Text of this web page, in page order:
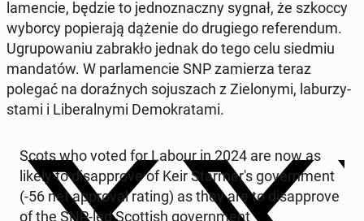
la­men­cie, będzie to jed­no­znacz­ny sygnał, że szkoccy
wyborcy po­pie­ra­ją dążenie do dru­gie­go re­fe­ren­dum.
Ugru­po­wa­niu za­bra­kło jednak do tego celu siedmiu
man­da­tów. W par­la­men­cie SNP za­mie­rza teraz
polegać na do­raź­nych so­ju­szach z Zie­lo­ny­mi, la­bu­rzy­
sta­mi i Li­be­ral­ny­mi De­mo­kra­ta­mi.
Scots who voted for Labour in 2024 are now as
likely to di­sap­pro­ve of Keir Star­me­r's go­vern­ment
(-56 net ap­pro­val rating) as they are to di­sap­pro­ve
of the SNP-led Scot­tish go­vern­ment